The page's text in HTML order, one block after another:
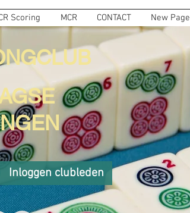
Scoring MCR CONTACT New Page
Inloggen clubleden